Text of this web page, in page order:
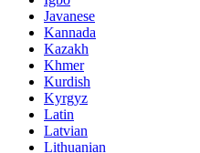
Javanese
Kannada
Kazakh
Khmer
Kurdish
Kyrgyz
Latin
Latvian
Lithuanian